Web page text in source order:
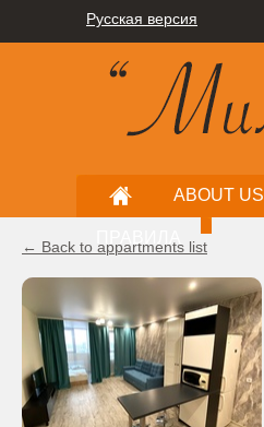
Русская версия
ABOUT US
← Back to appartments list